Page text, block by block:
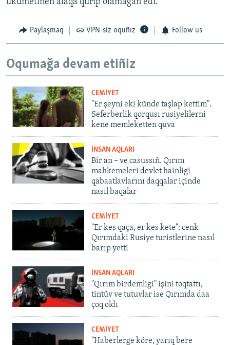
ükümetinen alâqa qurıp olamağan edi.
Paylaşmaq VPN-siz oquñız Follow us
Oqumağa devam etiñiz
CEMİYET
"Er şeyni eki künde taşlap kettim".
Seferberlik qorqusı rusiyelilerni
kene memleketten quva
İNSAN AQLARI
Bir an – ve casussıñ. Qırım
mahkemeleri devlet hainligi
qabaatlavlarını daqqalar içinde
nasıl baqalar
CEMİYET
"Er kes qaça, er kes kete": cenk
Qırımdaki Rusiye turistlerine nasıl
barıp yetti
İNSAN AQLARI
"Qırım birdemligi" işini toqtattı,
tintüv ve tutuvlar ise Qırımda daa
çoq oldı
CEMİYET
"Haberlerge köre, yarıq bere